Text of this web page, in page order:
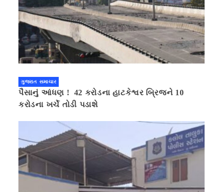
ગુજરાત સમાચાર
પૈસાનું આંધણ ! 42 કરોડના હાટકેશ્વર બ્રિજને 10
કરોડના ખર્ચે તોડી પડાશે